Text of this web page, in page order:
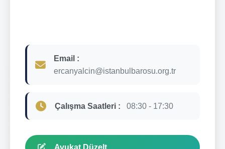
Email :
ercanyalcin@istanbulbarosu.org.tr
Çalışma Saatleri : 08:30 - 17:30
Avukat Düzelt